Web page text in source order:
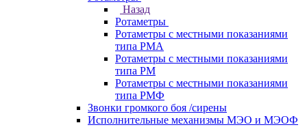
Назад
Ротаметры
Ротаметры с местными показаниями
типа РМА
Ротаметры с местными показаниями
типа РМ
Ротаметры с местными показаниями
типа РМФ
Звонки громкого боя /сирены
Исполнительные механизмы МЭО и МЭОФ